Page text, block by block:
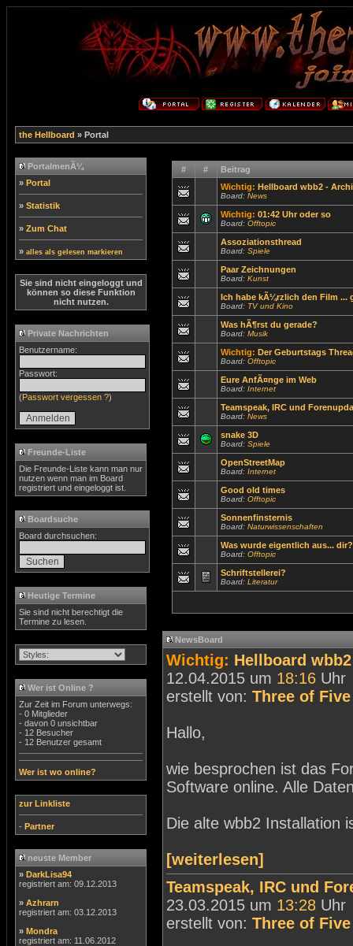
the Hellboard » Portal
PortalmenÃ¼
» Portal
» Statistik
» Zum Chat
» alles als gelesen markieren
Sie sind nicht eingeloggt und
können so diese Funktion
nicht nutzen.
Private Nachrichten
Benutzername:
Passwort:
(Passwort vergessen ?)
Freunde-Liste
Die Freunde-Liste kann man nur
nutzen wenn man im Board
registriert und eingeloggt ist.
Boardsuche
Board durchsuchen:
Heutige Termine
Sie sind nicht berechtigt die
Termine zu lesen.
Wer ist Online ?
Zur Zeit im Forum unterwegs:
- 0 Mitglieder
- davon 0 unsichtbar
- 12 Besucher
- 12 Benutzer gesamt
Wer ist wo online?
zur Linkliste
- Partner
neuste Member
» DarkLisa94
registriert am: 09.12.2013
» Azhrarn
registriert am: 03.12.2013
» Mondra
registriert am: 11.06.2012
# #
Beitrag
Wichtig: Hellboard wbb2 -
Board: News
Wichtig: 01:42 Uhr oder so
Board: Offtopic
Assoziationsthread
Board: Spiele
Paar Zeichnungen
Board: Kunst
Ich habe kÃ¼rzlich den Film ...
Board: TV und Kino
Was hÃ¶rst du gerade?
Board: Musik
Wichtig: Der Geburtstags
Board: Offtopic
Eure AnfÃ¤nge im Web
Board: Internet
Teamspeak, IRC und
Board: News
snake 3D
Board: Spiele
OpenStreetMap
Board: Internet
Good old times
Board: Offtopic
Sonnenfinsternis
Board: Naturwissenschaften
Was wurde eigentlich aus... dir?
Board: Offtopic
Schriftstellerei?
Board: Literatur
NewsBoard
Wichtig: Hellboard
12.04.2015 um 18:16 Uhr
erstellt von: Three of Five
Hallo,
wie besprochen ist das
Software online. Alle
Die alte wbb2 Installation
[weiterlesen]
Teamspeak, IRC und
23.03.2015 um 13:28 Uhr
erstellt von: Three of Five